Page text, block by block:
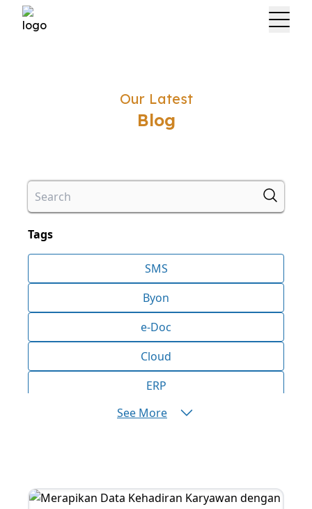
Our Latest
Blog
Tags
SMS
Byon
e-Doc
Cloud
ERP
AI
Produktivitas
See More